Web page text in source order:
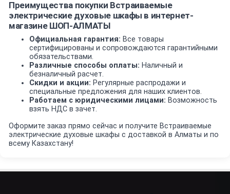
Преимущества покупки Встраиваемые
электрические духовые шкафы в интернет-
магазине ШОП-АЛМАТЫ
Официальная гарантия: Все товары
сертифицированы и сопровождаются гарантийными
обязательствами.
Различные способы оплаты: Наличный и
безналичный расчет.
Скидки и акции: Регулярные распродажи и
специальные предложения для наших клиентов.
Работаем с юридическими лицами: Возможность
взять НДС в зачет.
Оформите заказ прямо сейчас и получите Встраиваемые
электрические духовые шкафы с доставкой в Алматы и по
всему Казахстану!